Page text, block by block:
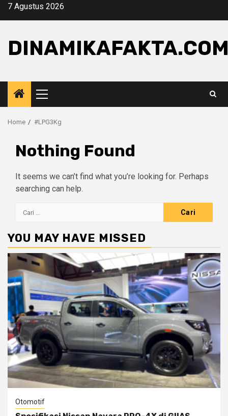
Skip7 Agustus 2026
Primary
Menu
Home #LPG3Kg
Nothing Found
It seems we can’t find what you’re looking for. Perhaps
searching can help.
Cari
YOU MAY HAVE MISSED
Otomotif